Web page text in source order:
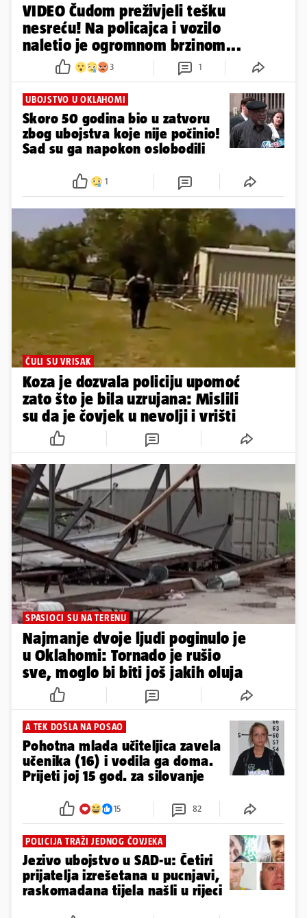
VIDEO Čudom preživjeli tešku
nesreću! Na policajca i vozilo
naletio je ogromnom brzinom...
3 1
UBOJSTVO U OKLAHOMI
Skoro 50 godina bio u zatvoru
zbog ubojstva koje nije počinio!
Sad su ga napokon oslobodili
1
ČULI SU VRISAK
Koza je dozvala policiju upomoć
zato što je bila uzrujana: Mislili
su da je čovjek u nevolji i vrišti
SPASIOCI SU NA TERENU
Najmanje dvoje ljudi poginulo je
u Oklahomi: Tornado je rušio
sve, moglo bi biti još jakih oluja
A TEK DOŠLA NA POSAO
Pohotna mlada učiteljica zavela
učenika (16) i vodila ga doma.
Prijeti joj 15 god. za silovanje
15 82
POLICIJA TRAŽI JEDNOG ČOVJEKA
Jezivo ubojstvo u SAD-u: Četiri
prijatelja izrešetana u pucnjavi,
raskomadana tijela našli u rijeci